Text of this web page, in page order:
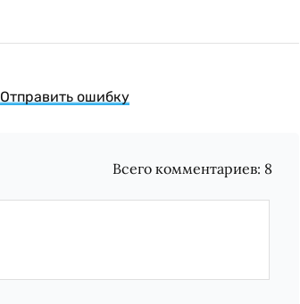
Отправить ошибку
Всего комментариев: 8